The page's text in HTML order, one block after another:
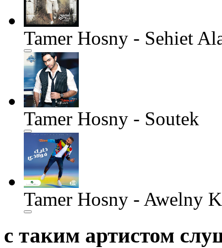
Tamer Hosny - Sehiet
Tamer Hosny - Soutek
Tamer Hosny - Awelny
с таким артистом